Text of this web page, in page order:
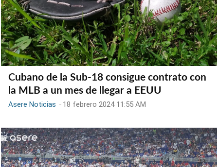
Cubano de la Sub-18 consigue contrato con
la MLB a un mes de llegar a EEUU
Asere Noticias - 18 febrero 2024 11:55 AM